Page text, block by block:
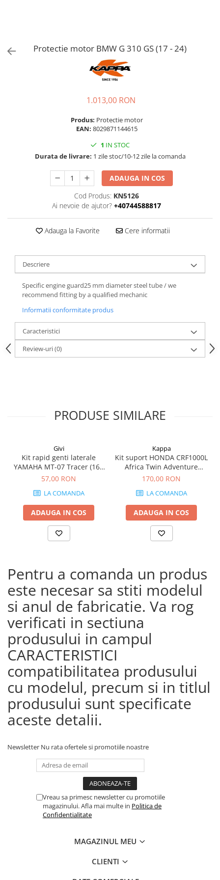
Protectie motor BMW G 310 GS (17 - 24)
1.013,00 RON
Produs: Protectie motor
EAN: 8029871144615
1 IN STOC
Durata de livrare: 1 zile stoc/10-12 zile la comanda
ADAUGA IN COS
Cod Produs: KN5126
Ai nevoie de ajutor? +40744588817
Adauga la Favorite Cere informatii
Descriere
Specific engine guard25 mm diameter steel tube / we
recommend fitting by a qualified mechanic
Informatii conformitate produs
Caracteristici
Review-uri(0)
PRODUSE SIMILARE
Givi
Kit rapid genti laterale
YAMAHA MT-07 Tracer (16 -
19)
57,00 RON
LA COMANDA
ADAUGA IN COS
Kappa
Kit suport HONDA CRF1000L
Africa Twin Adventure
Sports (18 - 19) CRF1000L
170,00 RON
LA COMANDA
ADAUGA IN COS
Pentru a comanda un produs
este necesar sa stiti modelul
si anul de fabricatie. Va rog
verificati in sectiuna
produsului in campul
CARACTERISTICI
compatibilitatea produsului
cu modelul, precum si in titlul
produsului sunt specificate
aceste detalii.
Newsletter Nu rata ofertele si promotiile noastre
Vreau sa primesc newsletter cu promotiile
magazinului. Afla mai multe in Politica de
Confidentialitate
MAGAZINUL MEU
CLIENTI